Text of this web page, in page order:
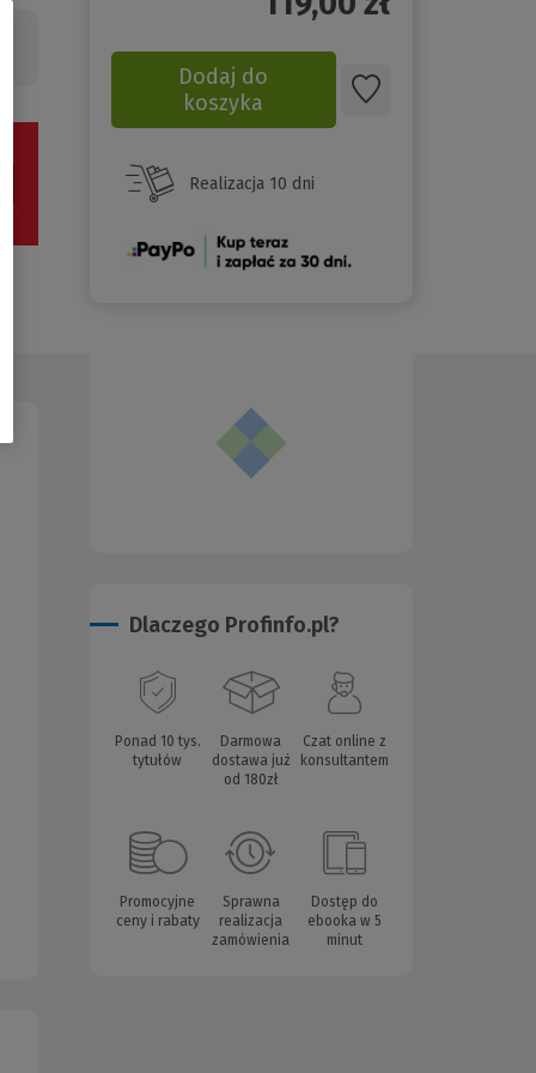
Dodaj do
koszyka
Realizacja 10 dni
(Nowe
Dlaczego Profinfo.pl?
Ponad 10 tys.
tytułów
Darmowa
dostawa już
od 180zł
Czat online z
konsultantem
Promocyjne
ceny i rabaty
Sprawna
realizacja
zamówienia
Dostęp do
ebooka w 5
minut